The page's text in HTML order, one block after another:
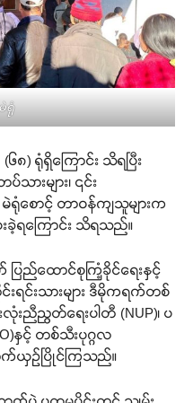
ရုံ
) ရုံရှိကြောင်း သိရပြီး
ားများ၊ ၎င်း
စောင့် တာဝန်ကျသူများက
ခဲ့ရကြောင်း သိရသည်။
ည်ထောင်စုကြံ့ခိုင်ရေးနှင့်
င်းရင်းသားများ ဒီမိုကရက်တစ်
လုံးညီညွတ်ရေးပါတီ (NUP)၊ ပ
နှင့် တစ်သီးပုဂ္ဂလ
က်ယှဉ်ပြိုင်ကြသည်။